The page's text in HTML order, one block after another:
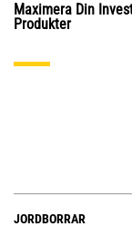
Maximera Din
Produkter
JORDBORRAR